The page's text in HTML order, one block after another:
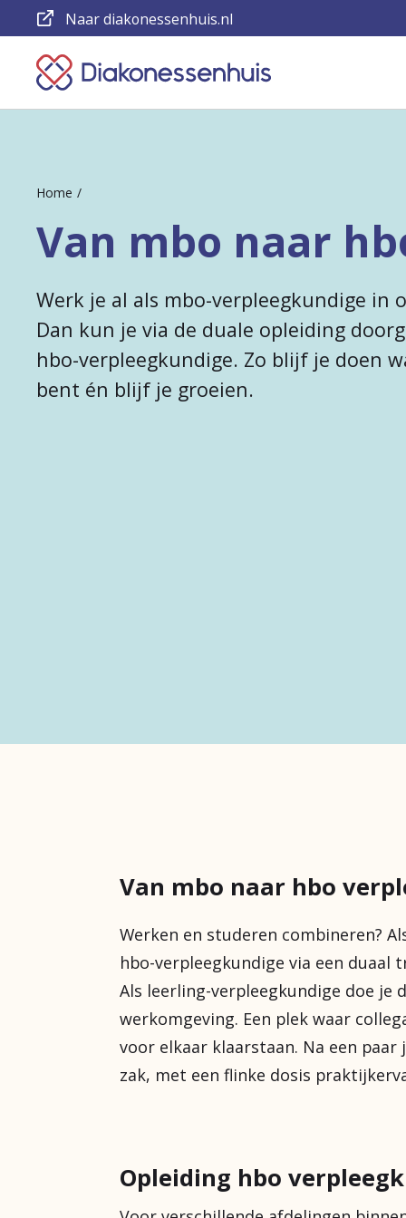
Keer
terug
homepage
Naar diakonessenhuis.nl
Home
Van mbo naar
Werk je al als mbo-verpleegkundige in
Dan kun je via de duale opleiding
hbo-verpleegkundige. Zo blijf je doen
bent én blijf je groeien.
Van mbo naar hbo
Werken en studeren combineren?
hbo-verpleegkundige via een duaal
Als leerling-verpleegkundige doe je
werkomgeving. Een plek waar
voor elkaar klaarstaan. Na een
zak, met een flinke dosis
Opleiding hbo